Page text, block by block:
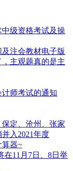
级资格考试及操
注会教材电子版
主观题真的是主
师考试的通知
定、沧州、张家
入2021年度
算器~
在11月7日、8日举